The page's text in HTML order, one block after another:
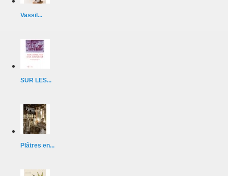
Vassil...
SUR LES...
Plâtres en...